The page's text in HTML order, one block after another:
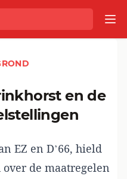
EZ en D’66, hield
de maatregelen